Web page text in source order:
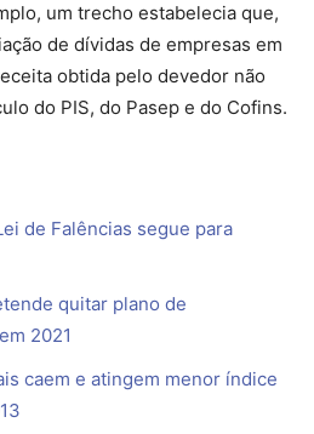
um trecho estabelecia que,
de dívidas de empresas em
obtida pelo devedor não
do PIS, do Pasep e do Cofins.
de Falências segue para
quitar plano de
2021
caem e atingem menor índice